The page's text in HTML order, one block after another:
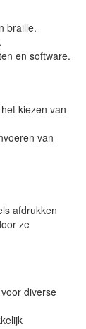
braille.
en software.
kiezen van
van
afdrukken
ze
diverse